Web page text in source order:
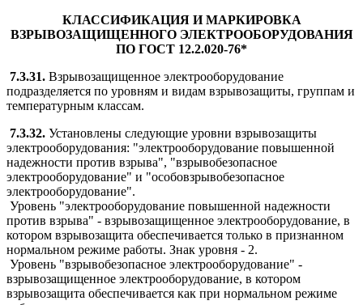
КЛАССИФИКАЦИЯ И МАРКИРОВКА
ВЗРЫВОЗАЩИЩЕННОГО ЭЛЕКТРООБОРУДОВАНИЯ
ПО ГОСТ 12.2.020-76*
7.3.31. Взрывозащищенное электрооборудование
подразделяется по уровням и видам взрывозащиты, группам и
температурным классам.
7.3.32. Установлены следующие уровни взрывозащиты
электрооборудования: "электрооборудование повышенной
надежности против взрыва", "взрывобезопасное
электрооборудование" и "особовзрывобезопасное
электрооборудование".
Уровень "электрооборудование повышенной надежности
против взрыва" - взрывозащищенное электрооборудование, в
котором взрывозащита обеспечивается только в признанном
нормальном режиме работы. Знак уровня - 2.
Уровень "взрывобезопасное электрооборудование" -
взрывозащищенное электрооборудование, в котором
взрывозащита обеспечивается как при нормальном режиме